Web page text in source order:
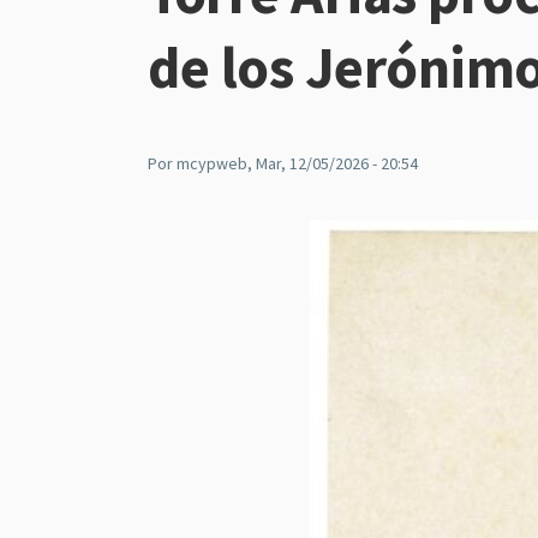
de los
Pormcypweb, Mar, 12/05/2026 - 20:54